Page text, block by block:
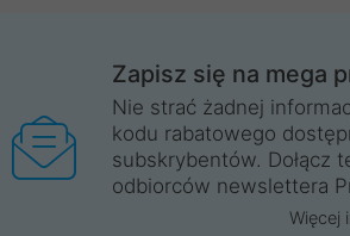
Zapisz się na mega
Nie strać żadnej
kodu rabatowego
subskrybentów. Dołącz
odbiorców newslettera
Więcej